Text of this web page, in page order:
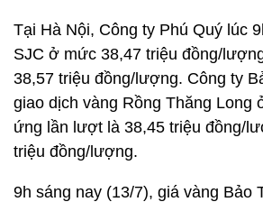
Tại Hà Nội, Công ty Phú Quý lúc
SJC ở mức 38,47 triệu đồng/
38,57 triệu đồng/lượng. Công ty
giao dịch vàng Rồng Thăng Long
ứng lần lượt là 38,45 triệu đồng/
triệu đồng/lượng.
9h sáng nay (13/7), giá vàng Bảo